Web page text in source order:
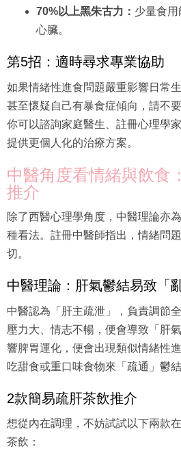
70%以上黑朱古力： 少量食
心臟。
第5招：適時尋求專業協助
如果情緒性進食問題嚴重影響日常
甚至懷疑自己有暴食症傾向，請不
你可以諮詢家庭醫生、註冊心理學
提供更個人化的治療方案。
中醫角度看情緒與飲食
推介
除了西醫心理學角度，中醫理論亦
種看法。註冊中醫師指出，情緒問
切。
中醫理論：肝氣鬱結易致「
中醫認為「肝主疏泄」，負責調節
壓力大、情志不暢，便會導致「肝
響脾胃運化，便會出現類似情緒性
吃甜食或重口味食物來「疏通」鬱結
2款簡易疏肝茶飲推介
想從內在調理，不妨試試以下兩款
茶飲：